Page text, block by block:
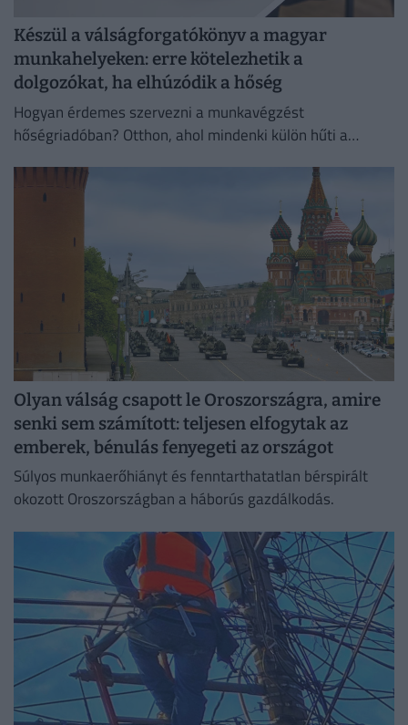
Készül a válságforgatókönyv a magyar
munkahelyeken: erre kötelezhetik a
dolgozókat, ha elhúzódik a hőség
Hogyan érdemes szervezni a munkavégzést
hőségriadóban? Otthon, ahol mindenki külön hűti a
irodaházban, ahol a hűtés központilag működik.
Olyan válság csapott le Oroszországra, amire
senki sem számított: teljesen elfogytak az
emberek, bénulás fenyegeti az országot
Súlyos munkaerőhiányt és fenntarthatatlan bérspirált
okozott Oroszországban a háborús gazdálkodás.